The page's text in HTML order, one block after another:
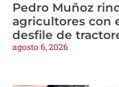
Pedro Muñoz
agricultores con
desfile de
agosto 6, 2026